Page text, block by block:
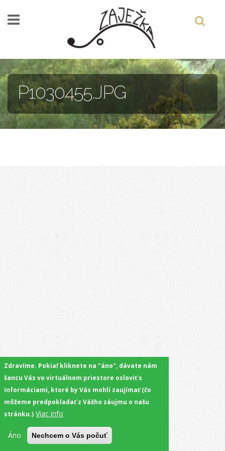
P1030455.JPG
Zdravíme. Pokiaľ kliknete na "áno", dávate nám
šancu Vás vo virtuálnom priestore osloviť s
informáciami, ktoré by Vás mohli zaujímať (čo
môžeme predpokladať z Vášho záujmu o našu
stránku.) Viac info
Áno Nechcem o Vás počuť